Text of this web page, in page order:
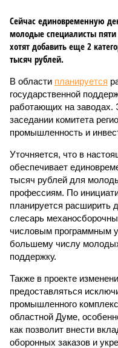
Сейчас единовременную
молодые специалисты
хотят добавить еще 2
тысяч рублей.
В области планируется
государственной
работающих на заводах.
заседании комитета
промышленность и
Уточняется, что в
обеспечивает
тысяч рублей для
профессиям. По
планируется расширить
слесарь
числовым программным
большему числу
поддержку.
Также в проекте
предоставляться
промышленного
областной Думе,
как позволит внести
оборонных заказов и